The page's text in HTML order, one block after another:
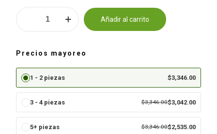
aspas
cantidad
Añadir al carrito
Alternative:
Precios mayoreo
1 - 2 piezas $3,346.00
3 - 4 piezas $3,346.00$3,042.00
5+ piezas $3,346.00$2,535.00